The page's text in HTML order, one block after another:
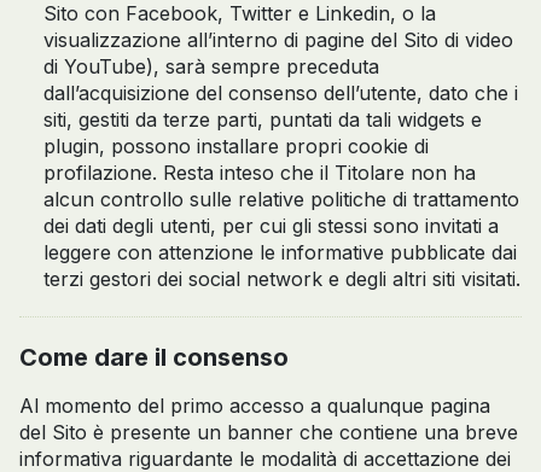
Sito con Facebook, Twitter e Linkedin, o la
visualizzazione all’interno di pagine del Sito di video
di YouTube), sarà sempre preceduta
dall’acquisizione del consenso dell’utente, dato che i
siti, gestiti da terze parti, puntati da tali widgets e
plugin, possono installare propri cookie di
profilazione. Resta inteso che il Titolare non ha
alcun controllo sulle relative politiche di trattamento
dei dati degli utenti, per cui gli stessi sono invitati a
leggere con attenzione le informative pubblicate dai
terzi gestori dei social network e degli altri siti visitati.
Come dare il consenso
Al momento del primo accesso a qualunque pagina
del Sito è presente un banner che contiene una breve
informativa riguardante le modalità di accettazione dei